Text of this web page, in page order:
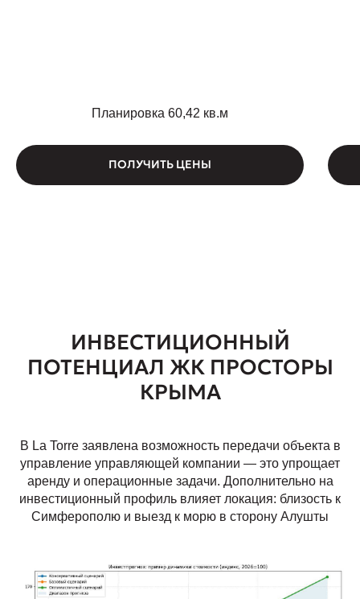
Планировка 60,42 кв.м
ПОЛУЧИТЬ ЦЕНЫ
ИНВЕСТИЦИОННЫЙ
ПОТЕНЦИАЛ ЖК ПРОСТОРЫ
КРЫМА
В La Torre заявлена возможность передачи объекта в
управление управляющей компании — это упрощает
аренду и операционные задачи. Дополнительно на
инвестиционный профиль влияет локация: близость к
Симферополю и выезд к морю в сторону Алушты